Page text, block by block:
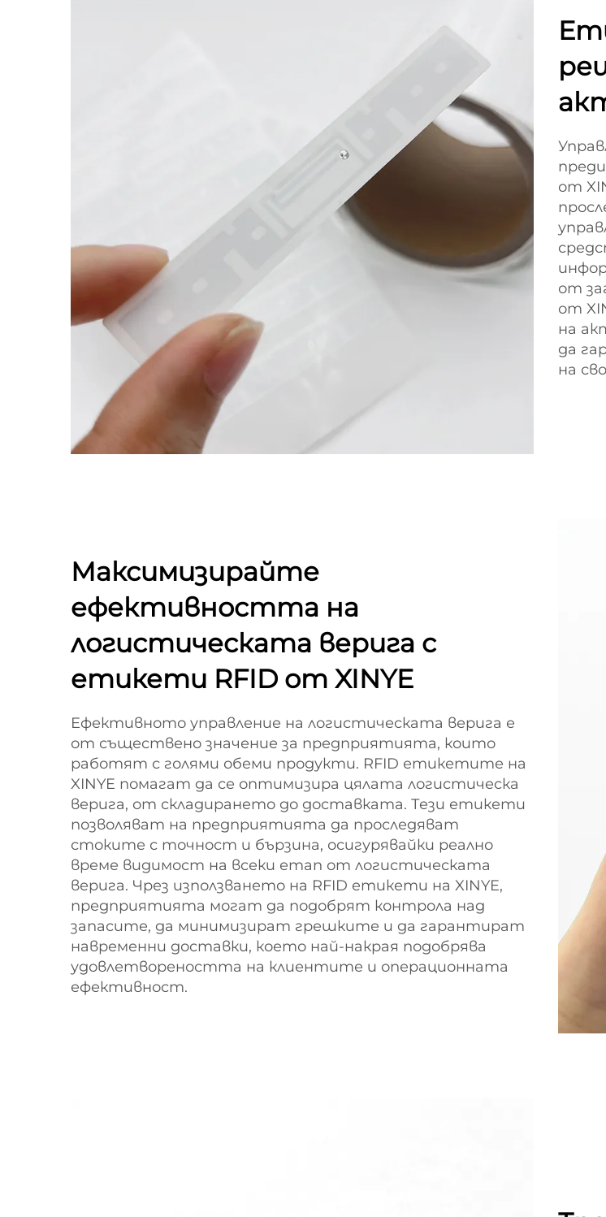
от
от
от
на
да
на
Максимизирайте
ефективността на
логистическата верига с
етикети RFID от XINYE
Ефективното управление на логистическата верига е
от съществено значение за предприятията, които
работят с голями обеми продукти. RFID етикетите на
XINYE помагат да се оптимизира цялата логистическа
верига, от складирането до доставката. Тези етикети
позволяват на предприятията да проследяват
стоките с точност и бързина, осигурявайки реално
време видимост на всеки етап от логистическата
верига. Чрез използването на RFID етикети на XINYE,
предприятията могат да подобрят контрола над
запасите, да минимизират грешките и да гарантират
навременни доставки, което най-накрая подобрява
удовлетвореността на клиентите и операционната
ефективност.